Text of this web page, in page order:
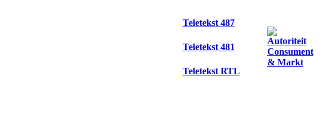
Teletekst 487
Teletekst 481
Teletekst RTL